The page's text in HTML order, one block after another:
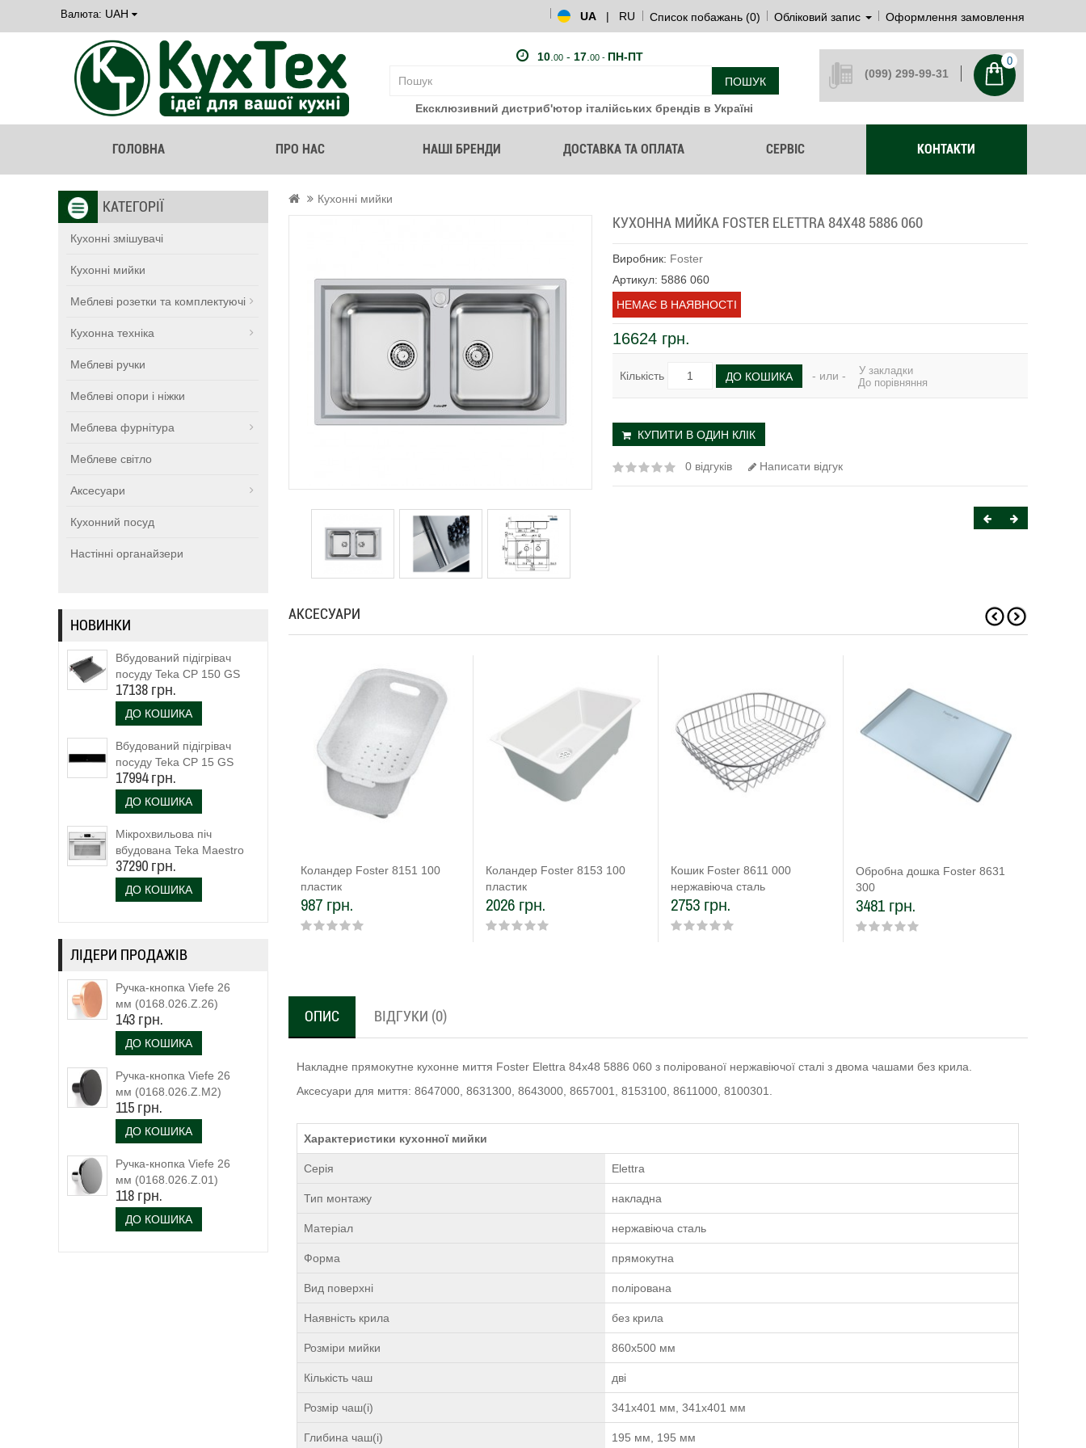
Валюта: UAH UA | RU Список побажань (0) Обліковий запис Оформлення замовлення
10. 00- 17. 00 - ПН-ПТ
ПОШУК
Ексклюзивний дистриб'ютор італійських брендів в Україні
(099) 299-99-31
0
ГОЛОВНА ПРО НАС НАШІ БРЕНДИ ДОСТАВКА ТА ОПЛАТА СЕРВІС КОНТАКТИ
КАТЕГОРІЇ
Кухонні змішувачі
Кухонні мийки
Меблеві розетки та комплектуючі
Кухонна техніка
Меблеві ручки
Меблеві опори і ніжки
Меблева фурнітура
Меблеве світло
Аксесуари
Кухонний посуд
Настінні органайзери
НОВИНКИ
Вбудований підігрівач
посуду Teka CP 150 GS
(111600003)
17138 грн.
ДО КОШИКА
Вбудований підігрівач
посуду Teka CP 15 GS
(40589920)
17994 грн.
ДО КОШИКА
Мікрохвильова піч
вбудована Teka Maestro
MLC 844 (111160023)
біле скло
37290 грн.
ДО КОШИКА
ЛІДЕРИ ПРОДАЖІВ
Ручка-кнопка Viefe 26
мм (0168.026.Z.26)
143 грн.
ДО КОШИКА
Ручка-кнопка Viefe 26
мм (0168.026.Z.M2)
чорний матовий
115 грн.
ДО КОШИКА
Ручка-кнопка Viefe 26
мм (0168.026.Z.01)
118 грн.
ДО КОШИКА
Кухонні мийки
КУХОННА МИЙКА FOSTER ELETTRA 84X48 5886 060
Виробник: Foster
Артикул: 5886 060
НЕМАЄ В НАЯВНОСТІ
16624 грн.
Кількість ДО КОШИКА - или -
У закладки
До порівняння
КУПИТИ В ОДИН КЛІК
0 відгуків Написати відгук
АКСЕСУАРИ
Коландер Foster 8151 100
пластик
987 грн.
Коландер Foster 8153 100
пластик
2026 грн.
Кошик Foster 8611 000
нержавіюча сталь
2753 грн.
Обробна дошка Foster 8631
300
3481 грн.
ОПИС ВІДГУКИ (0)
Накладне прямокутне кухонне миття Foster Elettra 84x48 5886 060 з полірованої нержавіючої сталі з двома чашами без крила.
Аксесуари для миття: 8647000, 8631300, 8643000, 8657001, 8153100, 8611000, 8100301.
Характеристики кухонної мийки
Серія Elettra
Тип монтажу накладна
Матеріал нержавіюча сталь
Форма прямокутна
Вид поверхні полірована
Наявність крила без крила
Розміри мийки 860х500 мм
Кількість чаш дві
Розмір чаш(і) 341х401 мм, 341х401 мм
Глибина чаш(і) 195 мм, 195 мм